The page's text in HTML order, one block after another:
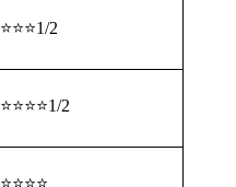
⭐⭐⭐1/2
⭐⭐⭐⭐1/2